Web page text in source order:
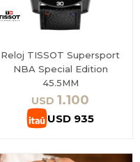
Reloj TISSOT Supersport
NBA Special Edition
45.5MM
USD 1.100
USD 935